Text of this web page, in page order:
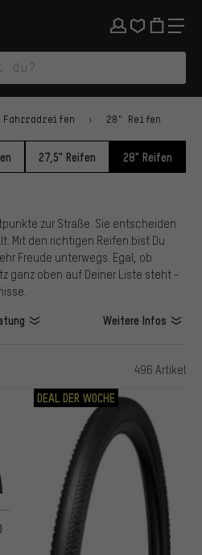
Fahrradreifen 28" Reifen
27,5" Reifen 28" Reifen
zur Straße. Sie entscheiden
Mit den richtigen Reifen bist Du
Freude unterwegs. Egal, ob
ganz oben auf Deiner Liste steht -
Weitere Infos
496 Artikel
basierend auf 71 Bewertungen
DEAL DER WOCHE